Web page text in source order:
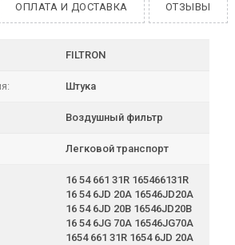
ОПЛАТА И ДОСТАВКА ОТЗЫВЫ
FILTRON
Штука
Воздушный фильтр
Легковой транспорт
16 54 661 31R 165466131R
16 54 6JD 20A 16546JD20A
16 54 6JD 20B 16546JD20B
16 54 6JG 70A 16546JG70A
1654 661 31R 1654 6JD 20A